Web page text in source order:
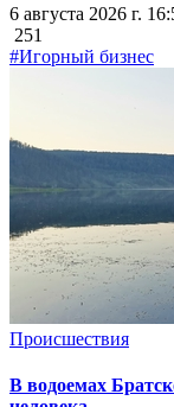
6 августа 2026 г.
251
#Игорный бизнес
Происшествия
В водоемах